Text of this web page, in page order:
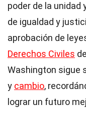
poder de la unidad
de igualdad y
aprobación de
Derechos Civiles
Washington sigue
y cambio,
lograr un futuro